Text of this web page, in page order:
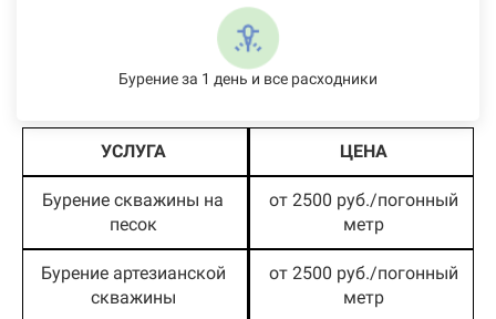
Бурение за 1 день и все расходники
УСЛУГА ЦЕНА
Бурение скважины на
песок
от 2500 руб./погонный
метр
Бурение артезианской
скважины
от 2500 руб./погонный
метр